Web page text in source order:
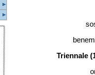
Triennale